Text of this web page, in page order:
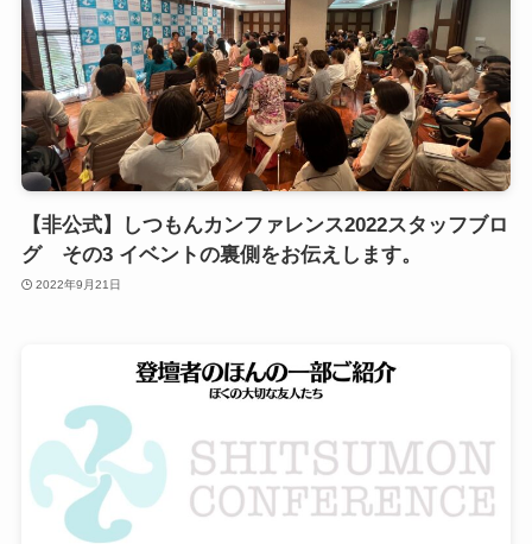
【非公式】しつもんカンファレンス2022スタッフブロ
グ その3 イベントの裏側をお伝えします。
2022年9月21日